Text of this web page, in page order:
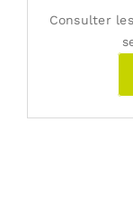
Consulter